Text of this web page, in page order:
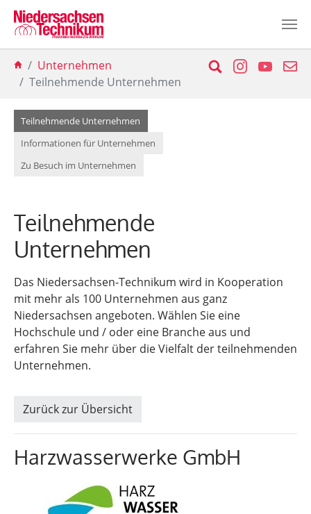
SucheInstagramE-
Unternehmen
Teilnehmende Unternehmen
Teilnehmende Unternehmen
Informationen für Unternehmen
Zu Besuch im Unternehmen
Teilnehmende
Unternehmen
Das Niedersachsen-Technikum wird in Kooperation
mit mehr als 100 Unternehmen aus ganz
Niedersachsen angeboten. Wählen Sie eine
Hochschule und / oder eine Branche aus und
erfahren Sie mehr über die Vielfalt der teilnehmenden
Unternehmen.
Zurück zur Übersicht
Harzwasserwerke GmbH